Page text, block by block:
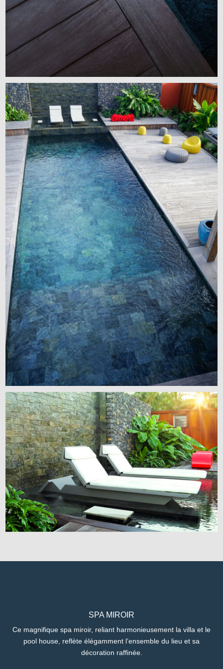
SPA MIROIR
Ce magnifique spa miroir, reliant harmonieusement la villa et le
pool house, reflète élégamment l’ensemble du lieu et sa
décoration raffinée.